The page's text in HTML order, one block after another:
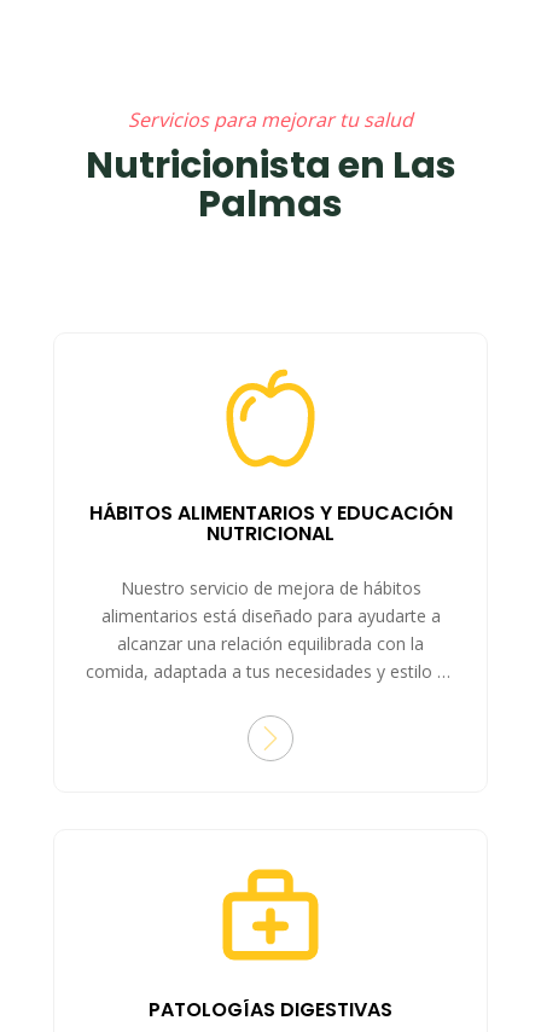
Servicios para mejorar tu salud
Nutricionista en Las
Palmas
HÁBITOS ALIMENTARIOS Y EDUCACIÓN
NUTRICIONAL
Nuestro servicio de mejora de hábitos
alimentarios está diseñado para ayudarte a
alcanzar una relación equilibrada con la
comida, adaptada a tus necesidades y estilo de
PATOLOGÍAS DIGESTIVAS